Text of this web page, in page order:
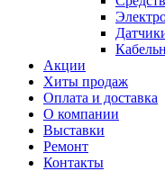
Акции
Хиты продаж
Оплата и доставка
О компании
Выставки
Ремонт
Контакты